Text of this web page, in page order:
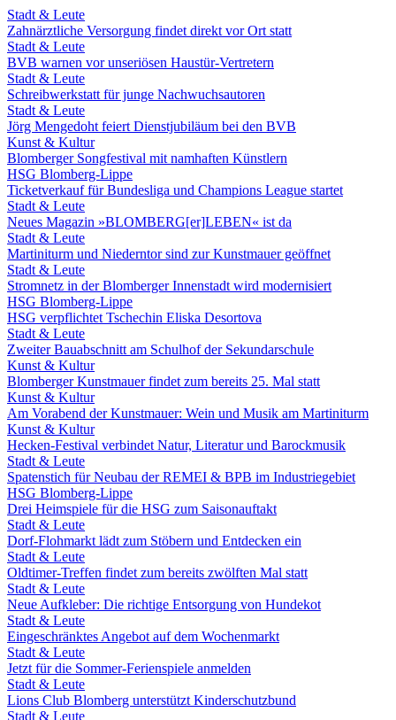
Stadt & Leute
Zahnärztliche Versorgung findet direkt vor Ort statt
Stadt & Leute
BVB warnen vor unseriösen Haustür-Vertretern
Stadt & Leute
Schreibwerkstatt für junge Nachwuchsautoren
Stadt & Leute
Jörg Mengedoht feiert Dienstjubiläum bei den BVB
Kunst & Kultur
Blomberger Songfestival mit namhaften Künstlern
HSG Blomberg-Lippe
Ticketverkauf für Bundesliga und Champions League startet
Stadt & Leute
Neues Magazin »BLOMBERG[er]LEBEN« ist da
Stadt & Leute
Martiniturm und Niederntor sind zur Kunstmauer geöffnet
Stadt & Leute
Stromnetz in der Blomberger Innenstadt wird modernisiert
HSG Blomberg-Lippe
HSG verpflichtet Tschechin Eliska Desortova
Stadt & Leute
Zweiter Bauabschnitt am Schulhof der Sekundarschule
Kunst & Kultur
Blomberger Kunstmauer findet zum bereits 25. Mal statt
Kunst & Kultur
Am Vorabend der Kunstmauer: Wein und Musik am Martiniturm
Kunst & Kultur
Hecken-Festival verbindet Natur, Literatur und Barockmusik
Stadt & Leute
Spatenstich für Neubau der REMEI & BPB im Industriegebiet
HSG Blomberg-Lippe
Drei Heimspiele für die HSG zum Saisonauftakt
Stadt & Leute
Dorf-Flohmarkt lädt zum Stöbern und Entdecken ein
Stadt & Leute
Oldtimer-Treffen findet zum bereits zwölften Mal statt
Stadt & Leute
Neue Aufkleber: Die richtige Entsorgung von Hundekot
Stadt & Leute
Eingeschränktes Angebot auf dem Wochenmarkt
Stadt & Leute
Jetzt für die Sommer-Ferienspiele anmelden
Stadt & Leute
Lions Club Blomberg unterstützt Kinderschutzbund
Stadt & Leute